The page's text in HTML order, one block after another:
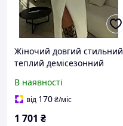
Жіночий довгий стильний
теплий демісезонний
42-46
В наявності
від 170₴/міс
1 701 ₴